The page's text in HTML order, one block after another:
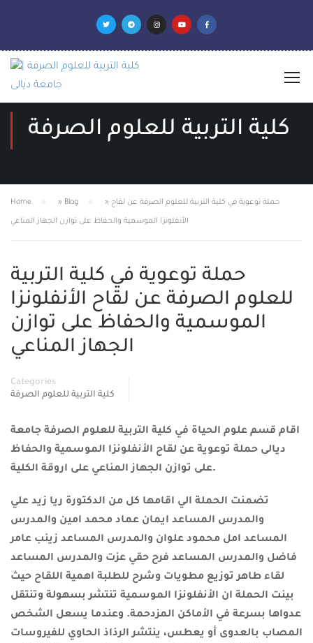
كلية التربية للعلوم الصرفة
Home » Blog » حملة توعوية في كلية التربية للعلوم الصرفة عن لقاح
الأنفلونزا الموسمية والحفاظ على توازن الجهاز المناعي
حملة توعوية في كلية التربية
للعلوم الصرفة عن لقاح الأنفلونزا
الموسمية والحفاظ على توازن
الجهاز المناعي
Categories
كلية التربية للعلوم الصرفة
اقام قسم علوم الحياة في كلية التربية للعلوم الصرفة جامعة
ديالى حملة توعوية عن لقاح الأنفلونزا الموسمية والحفاظ
على توازن الجهاز المناعي على اروقة الكلية.
تضمنت الحملة الي اقامها كل من الدكتورة ريا زيد علي
والمدرس المساعد ايمان عماد محمد امين والمدرس
المساعد امل محمود علوان والمدرس المساعد زينب عامر
فاضل والمدرس المساعد فرح حقي عزت والمدرس المساعد
لقاء طاهر توزيع مطويات وشرح للطلبة اهمية اللقاح حيث
بينت الحملة ان الأنفلونزا الموسمية تنتشر بسهولة وتنتقل
عدواها بسرعة في الأماكن المزدحمة. وعندما يسعل الشخص
المصاب بالعدوى أو يعطس، ينتشر الرذاذ الحاوي للفيروسات